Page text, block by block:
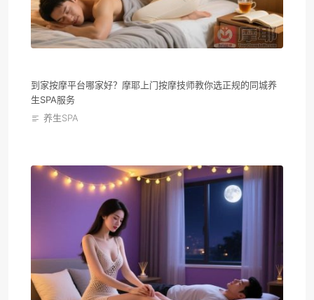
到家按摩平台哪家好？摩耶上门按摩技师教你选正规的同城养
生SPA服务
养生SPA